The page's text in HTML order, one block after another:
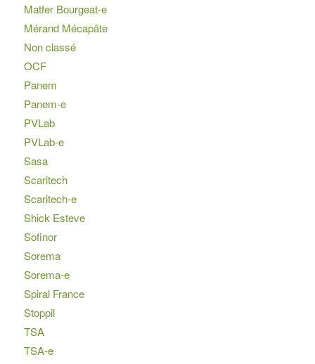
Matfer Bourgeat-e
Mérand Mécapâte
Non classé
OCF
Panem
Panem-e
PVLab
PVLab-e
Sasa
Scaritech
Scaritech-e
Shick Esteve
Sofinor
Sorema
Sorema-e
Spiral France
Stoppil
TSA
TSA-e